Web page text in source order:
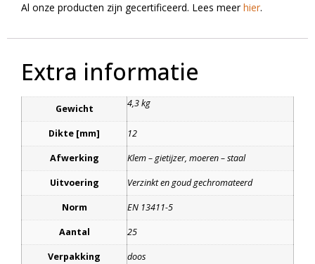
Al onze producten zijn gecertificeerd. Lees meerhier.
Extra informatie
Gewicht 4,3 kg
Dikte [mm] 12
Afwerking Klem – gietijzer, moeren – staal
Uitvoering Verzinkt en goud gechromateerd
Norm EN 13411-5
Aantal 25
Verpakking doos